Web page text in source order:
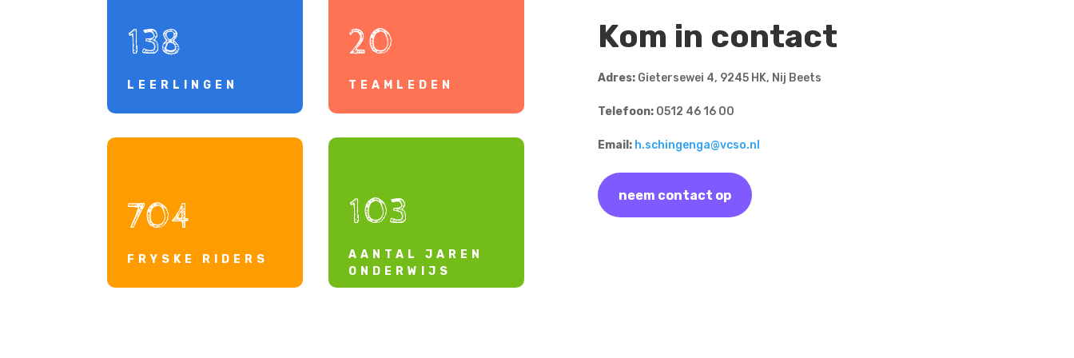
138
LEERLINGEN
704
FRYSKE RIDERS
20
TEAMLEDEN
103
AANTAL JAREN
ONDERWIJS
Kom in contact
Adres: Gietersewei 4, 9245 HK, Nij Beets
Telefoon: 0512 46 16 00
Email: h.schingenga@vcso.nl
neem contact op